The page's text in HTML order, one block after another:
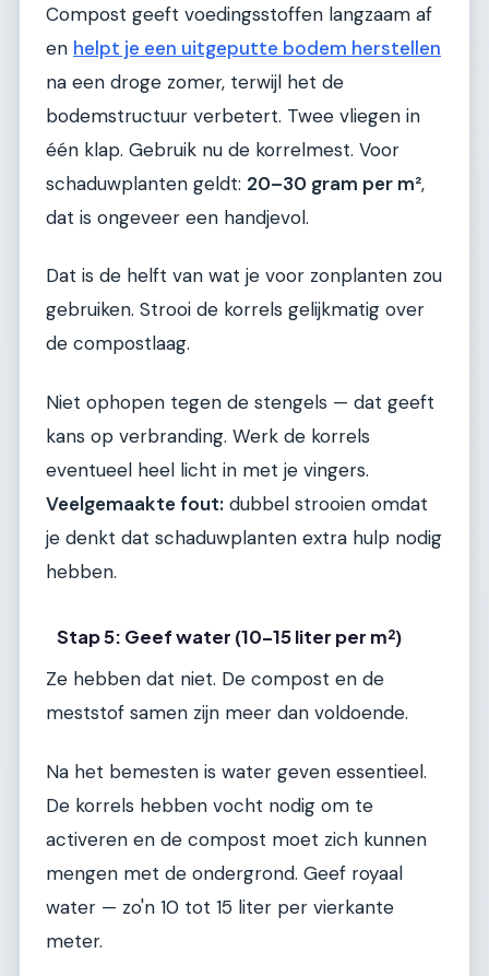
Compost geeft voedingsstoffen langzaam af
en helpt je een uitgeputte bodem herstellen
na een droge zomer, terwijl het de
bodemstructuur verbetert. Twee vliegen in
één klap. Gebruik nu de korrelmest. Voor
schaduwplanten geldt: 20–30 gram per m²,
dat is ongeveer een handjevol.
Dat is de helft van wat je voor zonplanten zou
gebruiken. Strooi de korrels gelijkmatig over
de compostlaag.
Niet ophopen tegen de stengels — dat geeft
kans op verbranding. Werk de korrels
eventueel heel licht in met je vingers.
Veelgemaakte fout: dubbel strooien omdat
je denkt dat schaduwplanten extra hulp nodig
hebben.
Stap 5: Geef water (10–15 liter per m²)
Ze hebben dat niet. De compost en de
meststof samen zijn meer dan voldoende.
Na het bemesten is water geven essentieel.
De korrels hebben vocht nodig om te
activeren en de compost moet zich kunnen
mengen met de ondergrond. Geef royaal
water — zo'n 10 tot 15 liter per vierkante
meter.